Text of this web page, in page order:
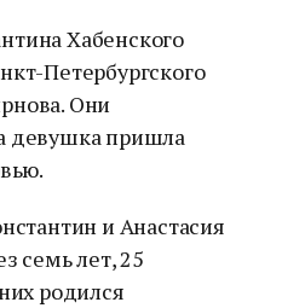
Хабенского
Петербургского
Они
девушка пришла
и Анастасия
семь лет, 25
родился